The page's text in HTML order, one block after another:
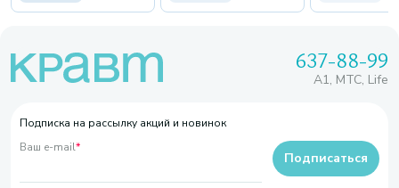
637-88-99
A1, МТС, Life
Подписка на рассылку акций и новинок
Ваш e-mail*
Подписаться